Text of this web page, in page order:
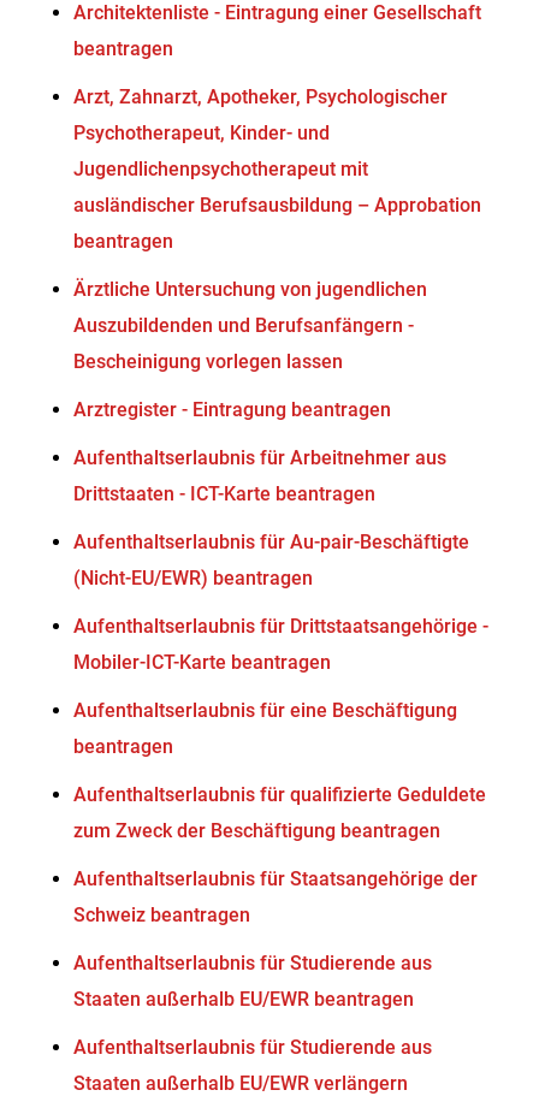
Architektenliste - Eintragung einer Gesellschaft
beantragen
Arzt, Zahnarzt, Apotheker, Psychologischer
Psychotherapeut, Kinder- und
Jugendlichenpsychotherapeut mit
ausländischer Berufsausbildung – Approbation
beantragen
Ärztliche Untersuchung von jugendlichen
Auszubildenden und Berufsanfängern -
Bescheinigung vorlegen lassen
Arztregister - Eintragung beantragen
Aufenthaltserlaubnis für Arbeitnehmer aus
Drittstaaten - ICT-Karte beantragen
Aufenthaltserlaubnis für Au-pair-Beschäftigte
(Nicht-EU/EWR) beantragen
Aufenthaltserlaubnis für Drittstaatsangehörige -
Mobiler-ICT-Karte beantragen
Aufenthaltserlaubnis für eine Beschäftigung
beantragen
Aufenthaltserlaubnis für qualifizierte Geduldete
zum Zweck der Beschäftigung beantragen
Aufenthaltserlaubnis für Staatsangehörige der
Schweiz beantragen
Aufenthaltserlaubnis für Studierende aus
Staaten außerhalb EU/EWR beantragen
Aufenthaltserlaubnis für Studierende aus
Staaten außerhalb EU/EWR verlängern